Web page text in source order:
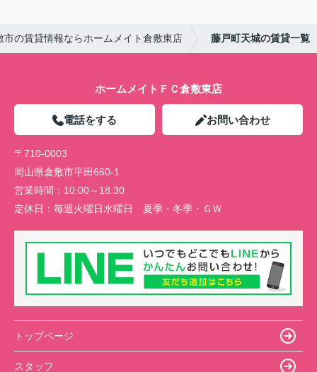
市の賃貸情報ならホームメイト倉敷東店 藤戸町天城の賃貸一覧
ホームメイトＦＣ倉敷東店
電話をする お問い合わせ
〒710-0003
岡山県倉敷市平田660-1
営業時間： 10:00～18:30
定休日： 毎週火曜日水曜日 夏季・冬季・ＧＷ
トップページ
スタッフ